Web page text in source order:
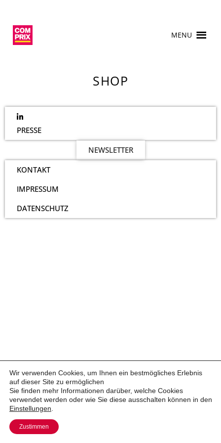
MENU
SHOP
PRESSE
NEWSLETTER
KONTAKT
IMPRESSUM
DATENSCHUTZ
Wir verwenden Cookies, um Ihnen ein bestmögliches Erlebnis
auf dieser Site zu ermöglichen
Sie finden mehr Informationen darüber, welche Cookies
verwendet werden oder wie Sie diese ausschalten können in den
Einstellungen
Zustimmen